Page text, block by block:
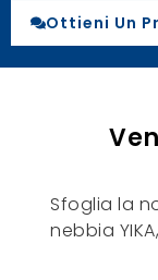
Ottieni Un
Sfoglia la
nebbia